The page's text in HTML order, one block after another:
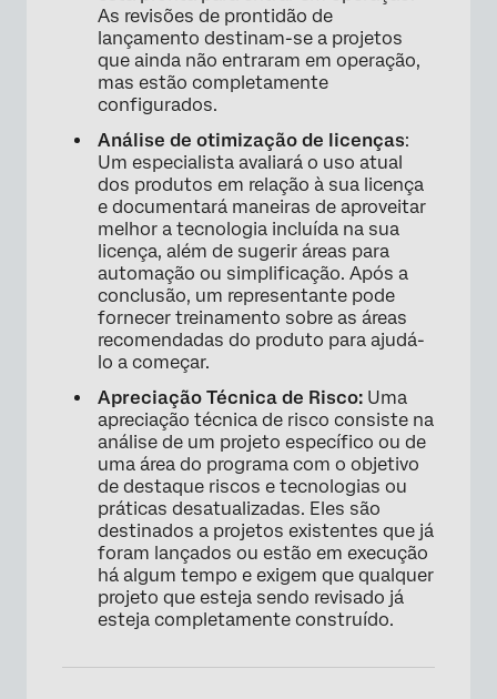
As revisões de prontidão de
lançamento destinam-se a projetos
que ainda não entraram em operação,
mas estão completamente
configurados.
Análise de otimização de licenças:
Um especialista avaliará o uso atual
dos produtos em relação à sua licença
e documentará maneiras de aproveitar
melhor a tecnologia incluída na sua
licença, além de sugerir áreas para
automação ou simplificação. Após a
conclusão, um representante pode
fornecer treinamento sobre as áreas
recomendadas do produto para ajudá-
lo a começar.
Apreciação Técnica de Risco: Uma
apreciação técnica de risco consiste na
análise de um projeto específico ou de
uma área do programa com o objetivo
de destaque riscos e tecnologias ou
práticas desatualizadas. Eles são
destinados a projetos existentes que já
foram lançados ou estão em execução
há algum tempo e exigem que qualquer
projeto que esteja sendo revisado já
esteja completamente construído.